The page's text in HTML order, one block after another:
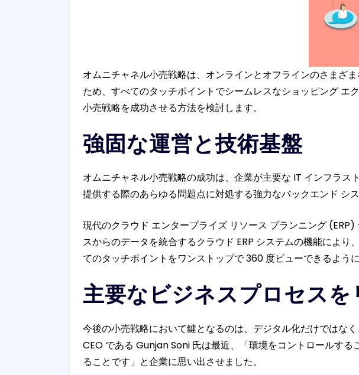
オムニチャネル小売戦略は、オンラインとオフラインのさまざ
ため、すべてのタッチポイントでシームレスなショッピング
小売戦略を成功させる方法を検討します。
強固な運営と技術基盤
オムニチャネル小売戦略の成功は、企業が主要な IT インフラ
提供する際のあらゆる問題点に対処する強力なバックエンド シ
現代のクラウド エンタープライズ リソース プランニング
スからのデータを統合するクラウド ERP システムの機能によ
てのタッチポイントをワンストップで 360 度ビューできるよう
主要なビジネスプロセス
今後の小売戦略において鍵となるのは、デジタル化だけではな
CEO である Gunjan Soni 氏は最近、「環境をコントロールす
ることです」と企業に思い出させました。